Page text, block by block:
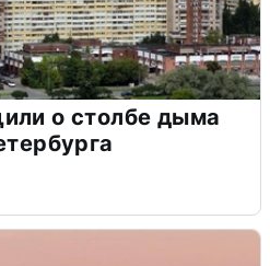
о столбе дыма